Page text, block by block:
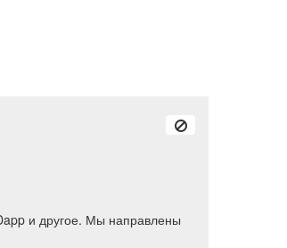
и другое. Мы направлены